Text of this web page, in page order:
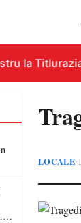
la
O
LOCALE•